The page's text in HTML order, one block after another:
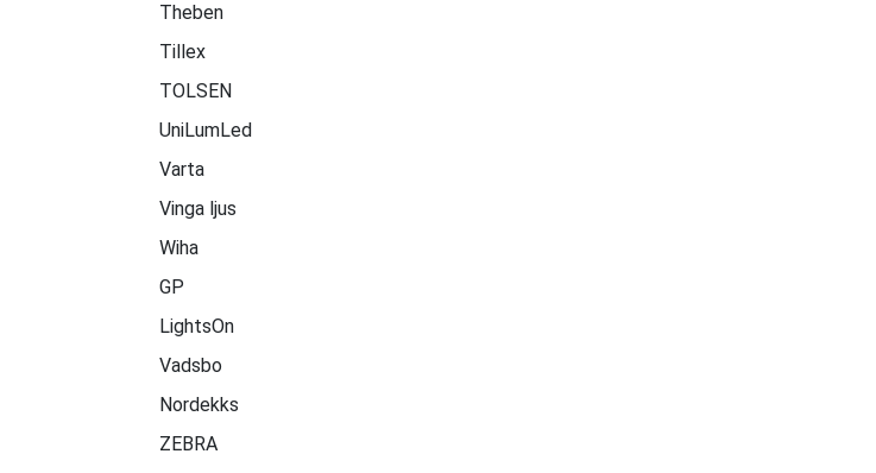
Theben
Tillex
TOLSEN
UniLumLed
Varta
Vinga ljus
Wiha
GP
LightsOn
Vadsbo
Nordekks
ZEBRA